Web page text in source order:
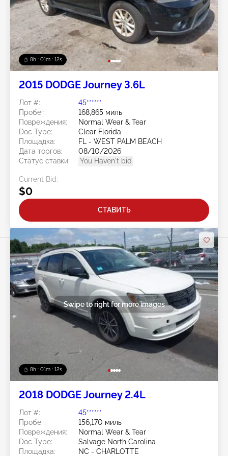
8h : 01m : 09s
2015 DODGE Journey 3.6L
Лот #:
45******
Пробег:
168,865 миль
Повреждения:
Normal Wear & Tear
Doc Type:
Clear Florida
Площадка:
FL - WEST PALM BEACH
Дата торгов:
08/10/2026
Статус ставки:
You Haven't bid
Current Bid:
$0
СТАВИТЬ
8h : 01m : 09s
Swipe to right for more images
2018 DODGE Journey 2.4L
Лот #:
45******
Пробег:
156,170 миль
Повреждения:
Normal Wear & Tear
Doc Type:
Salvage North Carolina
Площадка:
NC - CHARLOTTE